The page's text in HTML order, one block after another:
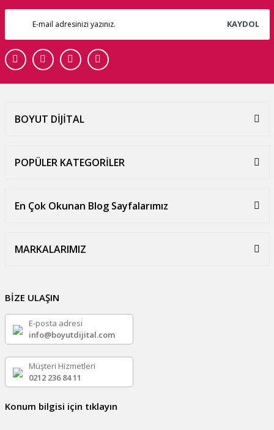
KAYDOL
BOYUT DİJİTAL
POPÜLER KATEGORİLER
En Çok Okunan Blog Sayfalarımız
MARKALARIMIZ
BİZE ULAŞIN
E-posta adresi
info@boyutdijital.com
Müşteri Hizmetleri
0212 236 84 11
Konum bilgisi için tıklayın